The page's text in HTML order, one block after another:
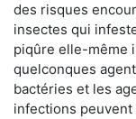
des risques
insectes qui
piqûre elle-même
quelconques
bactéries et les
infections